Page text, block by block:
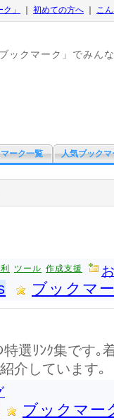
」 初めての方へ
こ
ックマーク」でみん
ーク一覧 人気ブックマ
ツール 作成支援
ブックマ
選ﾘﾝｸ集です｡
介しています｡
ブックマー